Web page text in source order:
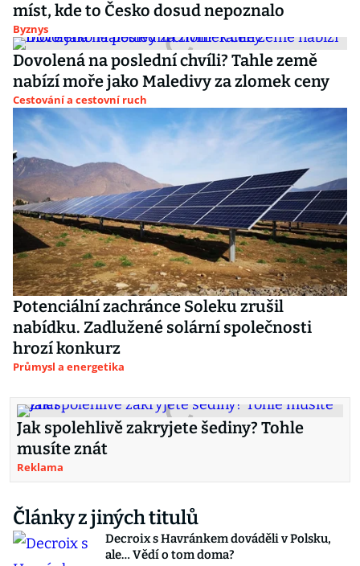
míst, kde to Česko dosud nepoznalo
Byznys
Dovolená na poslední chvíli? Tahle země
nabízí moře jako Maledivy za zlomek ceny
Cestování a cestovní ruch
Potenciální zachránce Soleku zrušil
nabídku. Zadlužené solární společnosti
hrozí konkurz
Průmysl a energetika
Jak spolehlivě zakryjete šediny? Tohle
musíte znát
Reklama
Články z jiných titulů
Decroix s Havránkem dováděli v Polsku,
ale… Vědí o tom doma?